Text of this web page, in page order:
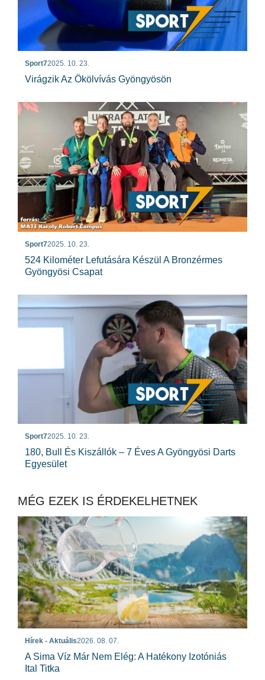
Sport72025. 10. 23.
Virágzik Az Ökölvívás Gyöngyösön
Sport72025. 10. 23.
524 Kilométer Lefutására Készül A Bronzérmes
Gyöngyösi Csapat
Sport72025. 10. 23.
180, Bull És Kiszállók – 7 Éves A Gyöngyösi Darts
Egyesület
MÉG EZEK IS ÉRDEKELHETNEK
Hírek - Aktuális2026. 08. 07.
A Sima Víz Már Nem Elég: A Hatékony Izotóniás
Ital Titka